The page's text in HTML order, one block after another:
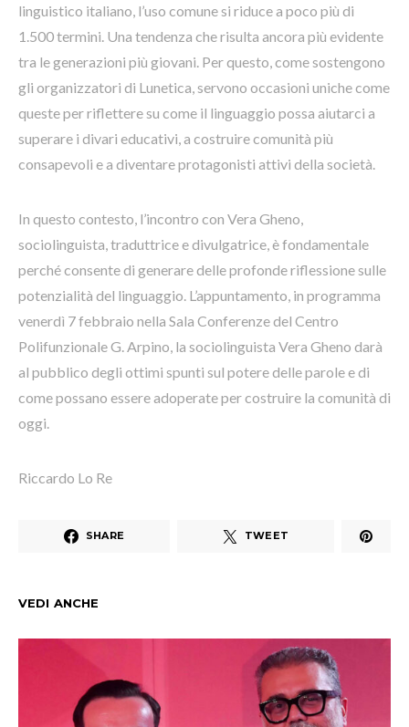
linguistico italiano, l’uso comune si riduce a poco più di
1.500 termini. Una tendenza che risulta ancora più evidente
tra le generazioni più giovani. Per questo, come sostengono
gli organizzatori di Lunetica, servono occasioni uniche come
queste per riflettere su come il linguaggio possa aiutarci a
superare i divari educativi, a costruire comunità più
consapevoli e a diventare protagonisti attivi della società.
In questo contesto, l’incontro con Vera Gheno,
sociolinguista, traduttrice e divulgatrice, è fondamentale
perché consente di generare delle profonde riflessione sulle
potenzialità del linguaggio. L’appuntamento, in programma
venerdì 7 febbraio nella Sala Conferenze del Centro
Polifunzionale G. Arpino, la sociolinguista Vera Gheno darà
al pubblico degli ottimi spunti sul potere delle parole e di
come possano essere adoperate per costruire la comunità di
oggi.
Riccardo Lo Re
SHARE TWEET
VEDI ANCHE